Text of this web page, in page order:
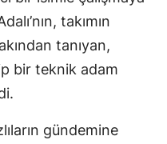
takımın
tanıyan,
bir teknik adam
gündemine